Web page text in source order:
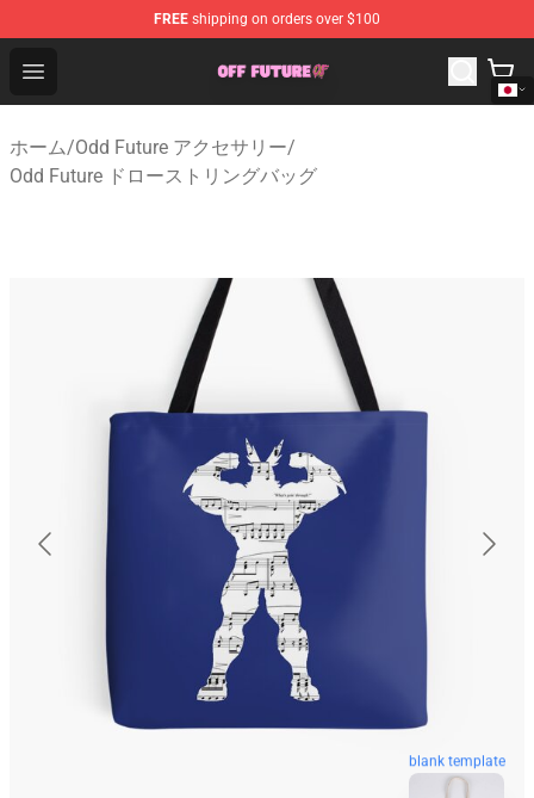
FREE shipping on orders over $100
Open menu
Odd Future Store - Official Odd Future Merchandise Shop
ホーム/Odd Future アクセサリー/
Odd Future ドローストリングバッグ
blank template